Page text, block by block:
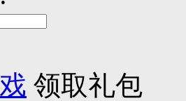
领取礼包